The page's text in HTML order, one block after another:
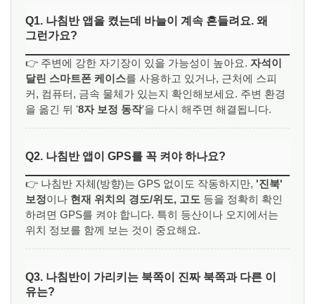
Q1. 나침반 앱을 켰는데 바늘이 계속 흔들려요. 왜
그런가요?
👉 주변에 강한 자기장이 있을 가능성이 높아요. 자석이
달린 스마트폰 케이스를 사용하고 있거나, 근처에 스피
커, 컴퓨터, 금속 물체가 있는지 확인해보세요. 주변 환경
을 옮긴 뒤 '8자 보정 동작'을 다시 해주면 해결됩니다.
Q2. 나침반 앱이 GPS를 꼭 켜야 하나요?
👉 나침반 자체(방향)는 GPS 없이도 작동하지만, '진북'
보정이나 현재 위치의 경도/위도, 고도 등을 정확히 확인
하려면 GPS를 켜야 합니다. 특히 등산이나 오지에서는
위치 정보를 함께 보는 것이 중요해요.
Q3. 나침반이 가리키는 북쪽이 진짜 북쪽과 다른 이
유는?